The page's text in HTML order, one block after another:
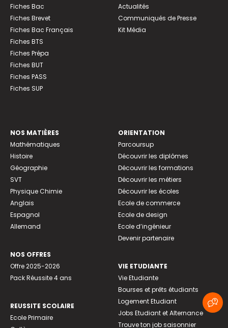
Fiches Bac
Fiches Brevet
Fiches Bac Français
Fiches BTS
Fiches Prépa
Fiches BUT
Fiches PASS
Fiches SUP
Actualités
Communiqués de Presse
Kit Média
NOS MATIÈRES
Mathématiques
Histoire
Géographie
SVT
Physique Chimie
Anglais
Espagnol
Allemand
NOS OFFRES
Offre 2025-2026
Pack Réussite 4 ans
REUSSITE SCOLAIRE
Ecole Primaire
ORIENTATION
Parcoursup
Découvrir les diplômes
Découvrir les formations
Découvrir les métiers
Découvrir les écoles
Ecole de commerce
Ecole de design
Ecole d’ingénieur
Devenir partenaire
VIE ETUDIANTE
Vie Etudiante
Bourses et prêts étudiants
Logement Etudiant
Jobs Etudiant et Alternance
Trouve ton job saisonnier